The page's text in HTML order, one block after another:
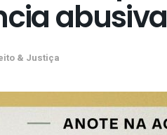
abusiva
& Justiça